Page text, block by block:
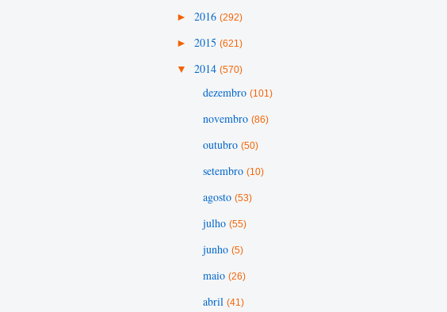
► 2016 (292)
► 2015 (621)
▼ 2014 (570)
dezembro (101)
novembro (86)
outubro (50)
setembro (10)
agosto (53)
julho (55)
junho (5)
maio (26)
abril (41)